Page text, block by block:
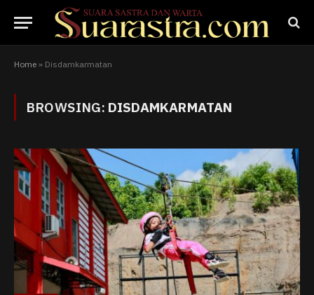
Home » Disdamkarmatan
BROWSING: DISDAMKARMATAN